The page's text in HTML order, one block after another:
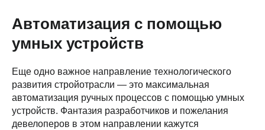
Автоматизация с помощью
умных устройств
Еще одно важное направление технологического
развития стройотрасли — это максимальная
автоматизация ручных процессов с помощью умных
устройств. Фантазия разработчиков и пожелания
девелоперов в этом направлении кажутся